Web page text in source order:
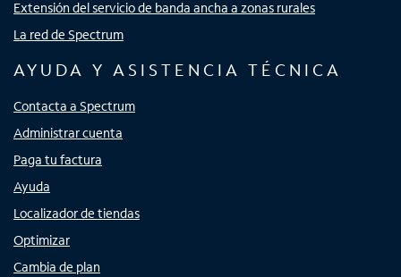
Extensión del servicio de banda ancha a zonas rurales
La red de Spectrum
AYUDA Y ASISTENCIA TÉCNICA
Contacta a Spectrum
Administrar cuenta
Paga tu factura
Ayuda
Localizador de tiendas
Optimizar
Cambia de plan